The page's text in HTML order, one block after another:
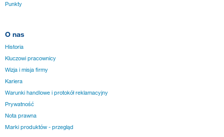
Punkty
O nas
Historia
Kluczowi pracownicy
Wizja i misja firmy
Kariera
Warunki handlowe i protokół reklamacyjny
Prywatność
Nota prawna
Marki produktów - przegląd